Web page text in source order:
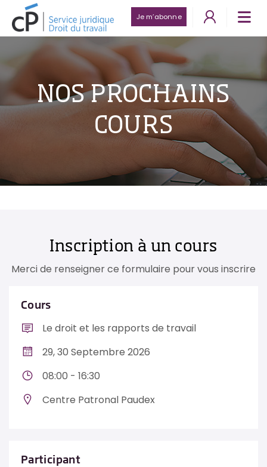
Je m’abonne
NOS PROCHAINS
COURS
Inscription à un cours
Merci de renseigner ce formulaire pour vous inscrire
Cours
Le droit et les rapports de travail
29, 30 Septembre 2026
08:00 - 16:30
Centre Patronal Paudex
Participant